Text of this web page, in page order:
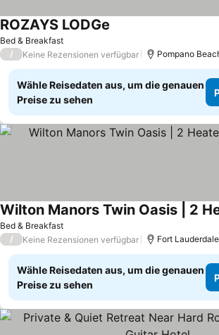
Bed & Breakfast
ROZAYS LODGe
/ Keine Rezensionen verfügbar Pompano
Wähle Reisedaten aus, um die genauen
Preise zu sehen
Bed & Breakfast
Preise sehen
/ Keine Rezensionen verfügbar Fort
Wähle Reisedaten aus, um die genauen
Preise zu sehen